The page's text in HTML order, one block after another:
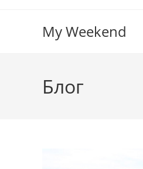
содержимомуMy Weekend
Блог